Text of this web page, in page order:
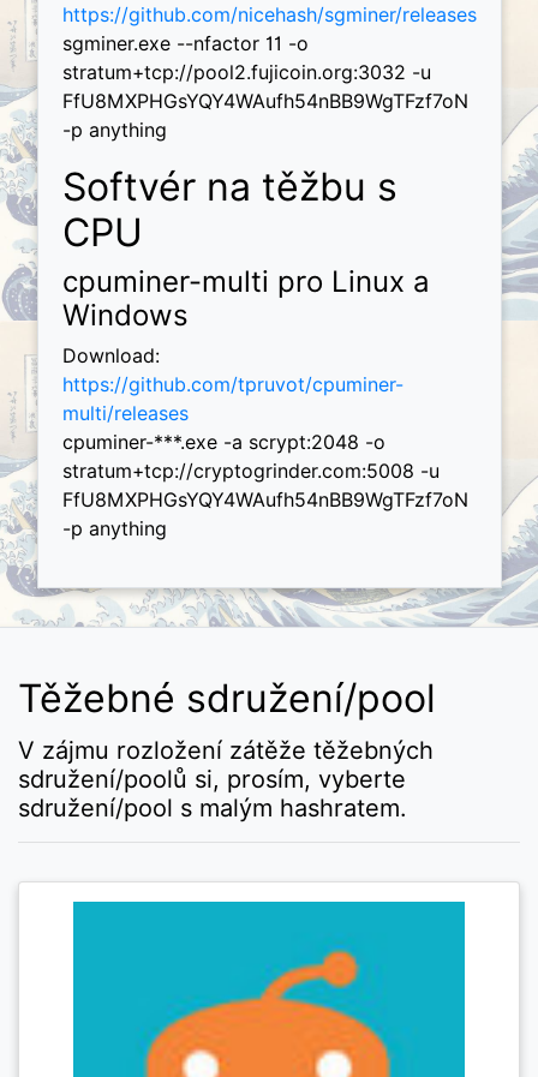
https://github.com/nicehash/sgminer/releases
sgminer.exe --nfactor 11 -o
stratum+tcp://pool2.fujicoin.org:3032 -u
FfU8MXPHGsYQY4WAufh54nBB9WgTFzf7oN
-p anything
Softvér na těžbu s
CPU
cpuminer-multi pro Linux a
Windows
Download:
https://github.com/tpruvot/cpuminer-
multi/releases
cpuminer-***.exe -a scrypt:2048 -o
stratum+tcp://cryptogrinder.com:5008 -u
FfU8MXPHGsYQY4WAufh54nBB9WgTFzf7oN
-p anything
Těžebné sdružení/pool
V zájmu rozložení zátěže těžebných
sdružení/poolů si, prosím, vyberte
sdružení/pool s malým hashratem.